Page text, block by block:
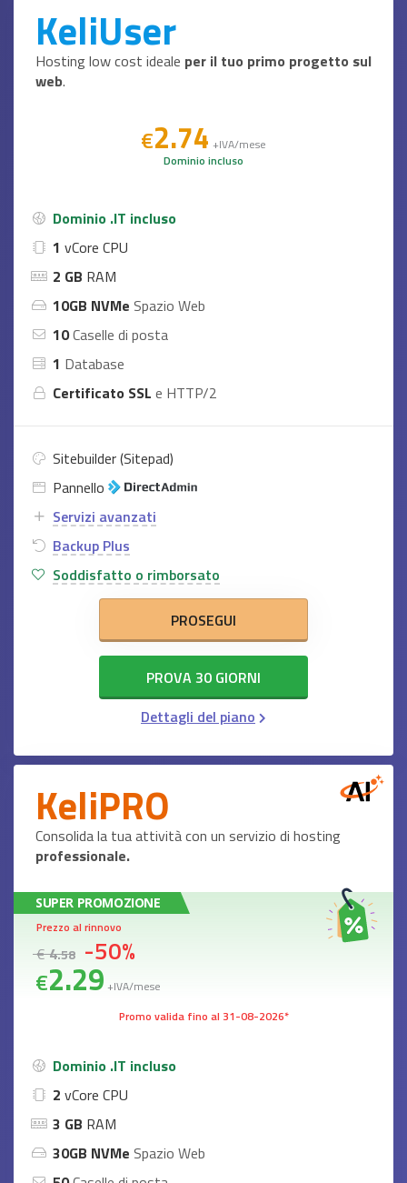
KeliUser
Hosting low cost ideale per il tuo primo progetto sul
web.
€2.74 +IVA/mese
Dominio incluso
Dominio .IT incluso
1 vCore CPU
2 GB RAM
10GB NVMe Spazio Web
10Caselle di posta
1 Database
Certificato SSL e HTTP/2
Sitebuilder (Sitepad)
Pannello
Servizi avanzati
Backup Plus
Soddisfatto o rimborsato
PROSEGUI
PROVA 30 GIORNI
Dettagli del piano
KeliPRO
Consolida la tua attività con un servizio di hosting
professionale.
SUPER PROMOZIONE
Prezzo al rinnovo
€4.58 -50%
€2.29 +IVA/mese
Promo valida fino al 31-08-2026*
Dominio .IT incluso
2 vCore CPU
3 GB RAM
30GB NVMe Spazio Web